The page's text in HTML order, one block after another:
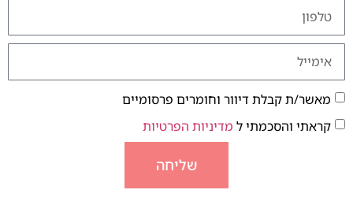
מאשר/ת קבלת דיוור וחומרים פרסומיים
קראתי והסכמתי ל מדיניות הפרטיות
שליחה